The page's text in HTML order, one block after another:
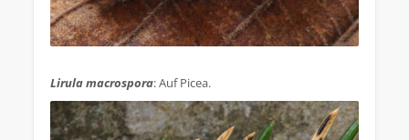
Lirula macrospora: Auf Picea.